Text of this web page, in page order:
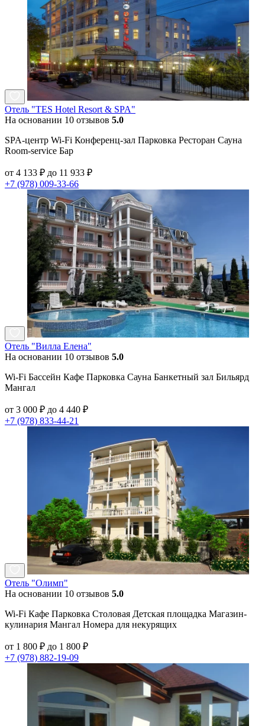
Отель "TES Hotel Resort & SPA"
На основании 10 отзывов 5.0
SPA-центр Wi-Fi Конференц-зал Парковка Ресторан Сауна
Room-service Бар
от 4 133 ₽ до 11 933 ₽
+7 (978) 009-33-66
Отель "Вилла Елена"
На основании 10 отзывов 5.0
Wi-Fi Бассейн Кафе Парковка Сауна Банкетный зал Бильярд
Мангал
от 3 000 ₽ до 4 440 ₽
+7 (978) 833-44-21
Отель "Олимп"
На основании 10 отзывов 5.0
Wi-Fi Кафе Парковка Столовая Детская площадка Магазин-
кулинария Мангал Номера для некурящих
от 1 800 ₽ до 1 800 ₽
+7 (978) 882-19-09